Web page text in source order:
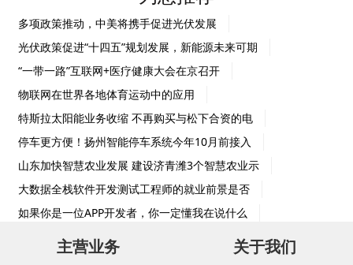
多项政策推动，中美将携手促进光伏发展
光伏政策促进“十四五”规划发展，新能源未来可期
“一带一路”互联网+医疗健康大会在京召开
物联网在世界各地体育运动中的应用
特斯拉太阳能业务收缩 不再购买与松下合资的电
停车更方便！扬州智能停车系统今年10月前接入
山东加快智慧农业发展 建设济青潍3个智慧农业示
大数据全栈软件开发测试工程师的就业前景是否
如果你是一位APP开发者，你一定懂我在说什么
主营业务 关于我们